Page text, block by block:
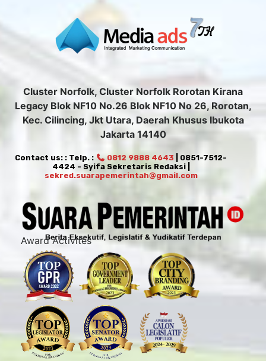
Cluster Norfolk, Cluster Norfolk Rorotan Kirana
Legacy Blok NF10 No.26 Blok NF10 No 26, Rorotan,
Kec. Cilincing, Jkt Utara, Daerah Khusus Ibukota
Jakarta 14140
Contact us: : Telp. : 0812 9888 4643 | 0851-7512-
4424 - Syifa Sekretaris Redaksi |
sekred.suarapemerintah@gmail.com
Award Activites